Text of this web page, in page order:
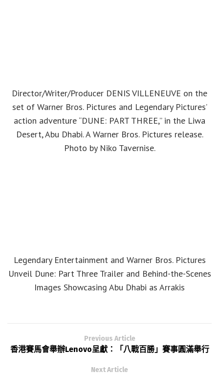
Director/Writer/Producer DENIS VILLENEUVE on the
set of Warner Bros. Pictures and Legendary Pictures’
action adventure “DUNE: PART THREE,” in the Liwa
Desert, Abu Dhabi. A Warner Bros. Pictures release.
Photo by Niko Tavernise.
Legendary Entertainment and Warner Bros. Pictures
Unveil Dune: Part Three Trailer and Behind-the-Scenes
Images Showcasing Abu Dhabi as Arrakis
Previous Article
香港賽馬會舉辦Lenovo呈獻：「八戰百勝」賽事圓滿舉行
Next Article